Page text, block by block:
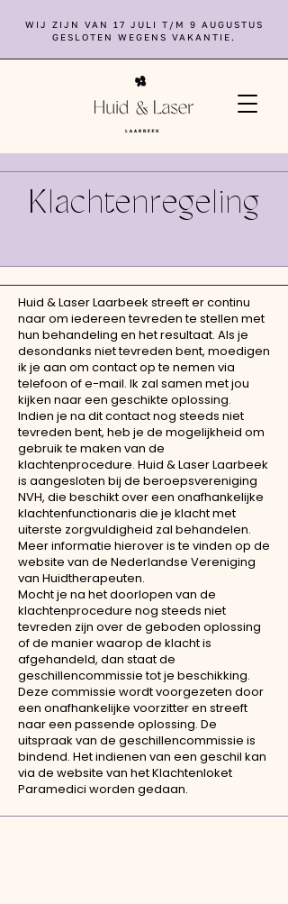
WIJ ZIJN VAN 17 JULI T/M 9 AUGUSTUS
GESLOTEN WEGENS VAKANTIE.
Klachtenregeling
Huid & Laser Laarbeek streeft er continu
naar om iedereen tevreden te stellen met
hun behandeling en het resultaat. Als je
desondanks niet tevreden bent, moedigen
ik je aan om contact op te nemen via
telefoon of e-mail. Ik zal samen met jou
kijken naar een geschikte oplossing.
Indien je na dit contact nog steeds niet
tevreden bent, heb je de mogelijkheid om
gebruik te maken van de
klachtenprocedure. Huid & Laser Laarbeek
is aangesloten bij de beroepsvereniging
NVH, die beschikt over een onafhankelijke
klachtenfunctionaris die je klacht met
uiterste zorgvuldigheid zal behandelen.
Meer informatie hierover is te vinden op de
website van de Nederlandse Vereniging
van Huidtherapeuten.
Mocht je na het doorlopen van de
klachtenprocedure nog steeds niet
tevreden zijn over de geboden oplossing
of de manier waarop de klacht is
afgehandeld, dan staat de
geschillencommissie tot je beschikking.
Deze commissie wordt voorgezeten door
een onafhankelijke voorzitter en streeft
naar een passende oplossing. De
uitspraak van de geschillencommissie is
bindend. Het indienen van een geschil kan
via de website van het Klachtenloket
Paramedici worden gedaan.